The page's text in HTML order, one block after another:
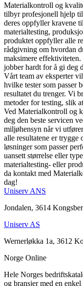
Materialkontroll og
tilbyr profesjonell hjelp
deres oppfyller kravene
materialtesting,
produktet oppfyller alle
rådgivning om hvordan
maksimere
jobber hardt for å gi deg
Vårt team av eksperter
hvilke tester som passer
resultatet du trenger. Vi
metoder for testing, slik
Ved Materialkontroll og
deg den beste servicen
miljøhensyn når vi
alle resultatene er
løsninger som passer
uansett størrelse eller
materialtesting- eller
da kontakt med
dag!
Uniserv ANS
Jondalen, 3614
Uniserv AS
Wernerløkka 1a, 3612
Norge Online
Hele Norges
og bransjer med en